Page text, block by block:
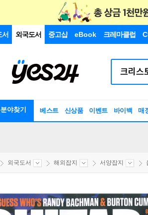
서 외국도서 중고샵 eBook 크레마클럽
야찾기 베스트 신상품 이벤트 바이백 매
외국도서 해외잡지 서양잡지